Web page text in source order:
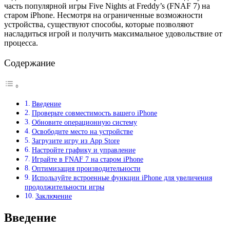
часть популярной игры Five Nights at Freddy’s (FNAF 7) на
старом iPhone. Несмотря на ограниченные возможности
устройства, существуют способы, которые позволяют
насладиться игрой и получить максимальное удовольствие от
процесса.
Содержание
Введение
Проверьте совместимость вашего iPhone
Обновите операционную систему
Освободите место на устройстве
Загрузите игру из App Store
Настройте графику и управление
Играйте в FNAF 7 на старом iPhone
Оптимизация производительности
Используйте встроенные функции iPhone для увеличения
продолжительности игры
Заключение
Введение